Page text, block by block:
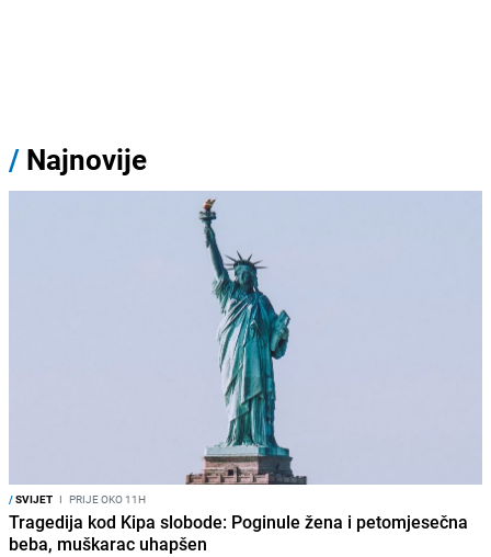
/ Najnovije
/SVIJET I PRIJE OKO 11H
Tragedija kod Kipa slobode: Poginule žena i petomjesečna
beba, muškarac uhapšen